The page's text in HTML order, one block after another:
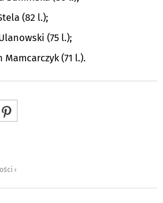
(82 l.);
(75 l.);
Mamcarczyk (71 l.).
‹